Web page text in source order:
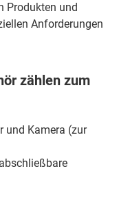
Produkten und
Anforderungen
zählen zum
und Kamera (zur